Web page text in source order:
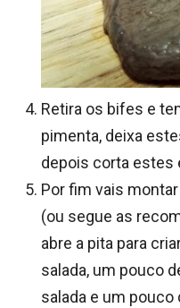
Retira os bifes e
pimenta, deixa
depois corta estes
Por fim vais
(ou segue as
abre a pita para
salada, um pouco
salada e um